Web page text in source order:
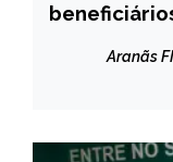
NOTÍCIAS
Aranãs